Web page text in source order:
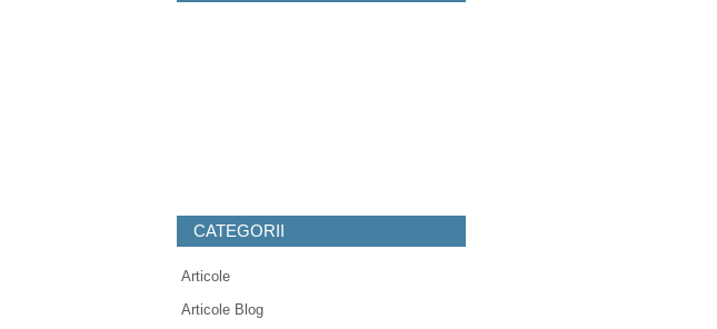
CATEGORII
Articole
Articole Blog